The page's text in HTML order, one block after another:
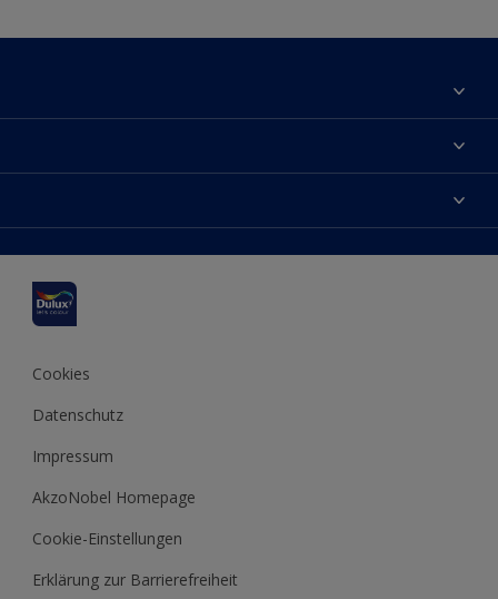
Farbgenauigkeit
Farbe des Jahres
Produkte
Inspirationen
Tipps
Molto
Xyladecor
Cookies
Datenschutz
Impressum
AkzoNobel Homepage
Cookie-Einstellungen
Erklärung zur Barrierefreiheit